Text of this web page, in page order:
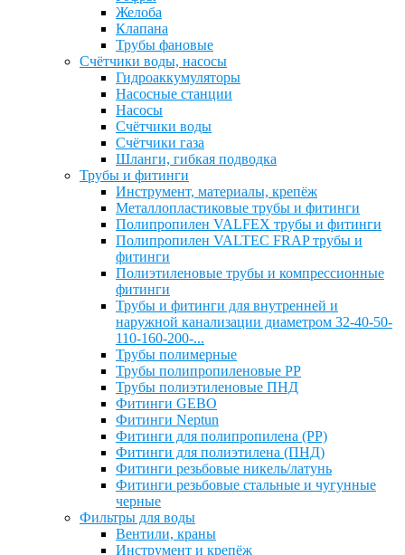
Желоба
Клапана
Трубы фановые
Счётчики воды, насосы
Гидроаккумуляторы
Насосные станции
Насосы
Счётчики воды
Счётчики газа
Шланги, гибкая подводка
Трубы и фитинги
Инструмент, материалы, крепёж
Металлопластиковые трубы и фитинги
Полипропилен VALFEX трубы и фитинги
Полипропилен VALTEC FRAP трубы и
фитинги
Полиэтиленовые трубы и компрессионные
фитинги
Трубы и фитинги для внутренней и
наружной канализации диаметром 32-40-50-
110-160-200-...
Трубы полимерные
Трубы полипропиленовые PP
Трубы полиэтиленовые ПНД
Фитинги GEBO
Фитинги Neptun
Фитинги для полипропилена (PP)
Фитинги для полиэтилена (ПНД)
Фитинги резьбовые никель/латунь
Фитинги резьбовые стальные и чугунные
черные
Фильтры для воды
Вентили, краны
Инструмент и крепёж